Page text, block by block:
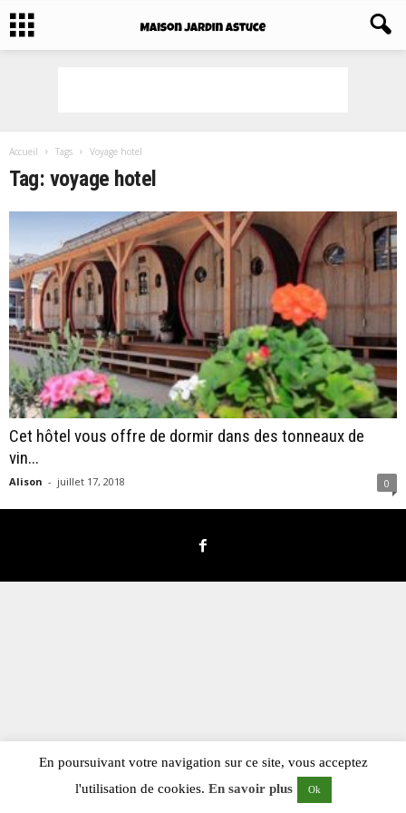
Accueil Tags Voyage hotel
Tag: voyage hotel
Cet hôtel vous offre de dormir dans des tonneaux de
vin...
Alison - juillet 17, 2018 0
En poursuivant votre navigation sur ce site, vous acceptez
l'utilisation de cookies. En savoir plus Ok